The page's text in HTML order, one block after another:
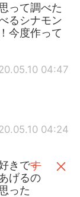
って調べた
るシナモン
今度作って
04:47
04:24
きです
げるの
った